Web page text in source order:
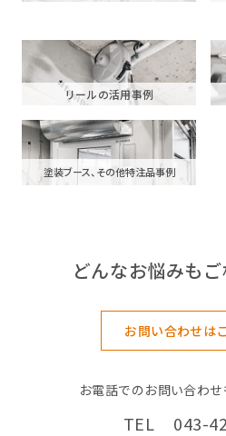
リールの活用事例
塗装ブース、その他特注品事例
どんなお悩みも
お問い合わせは
お電話でのお問い合わ
TEL 043-